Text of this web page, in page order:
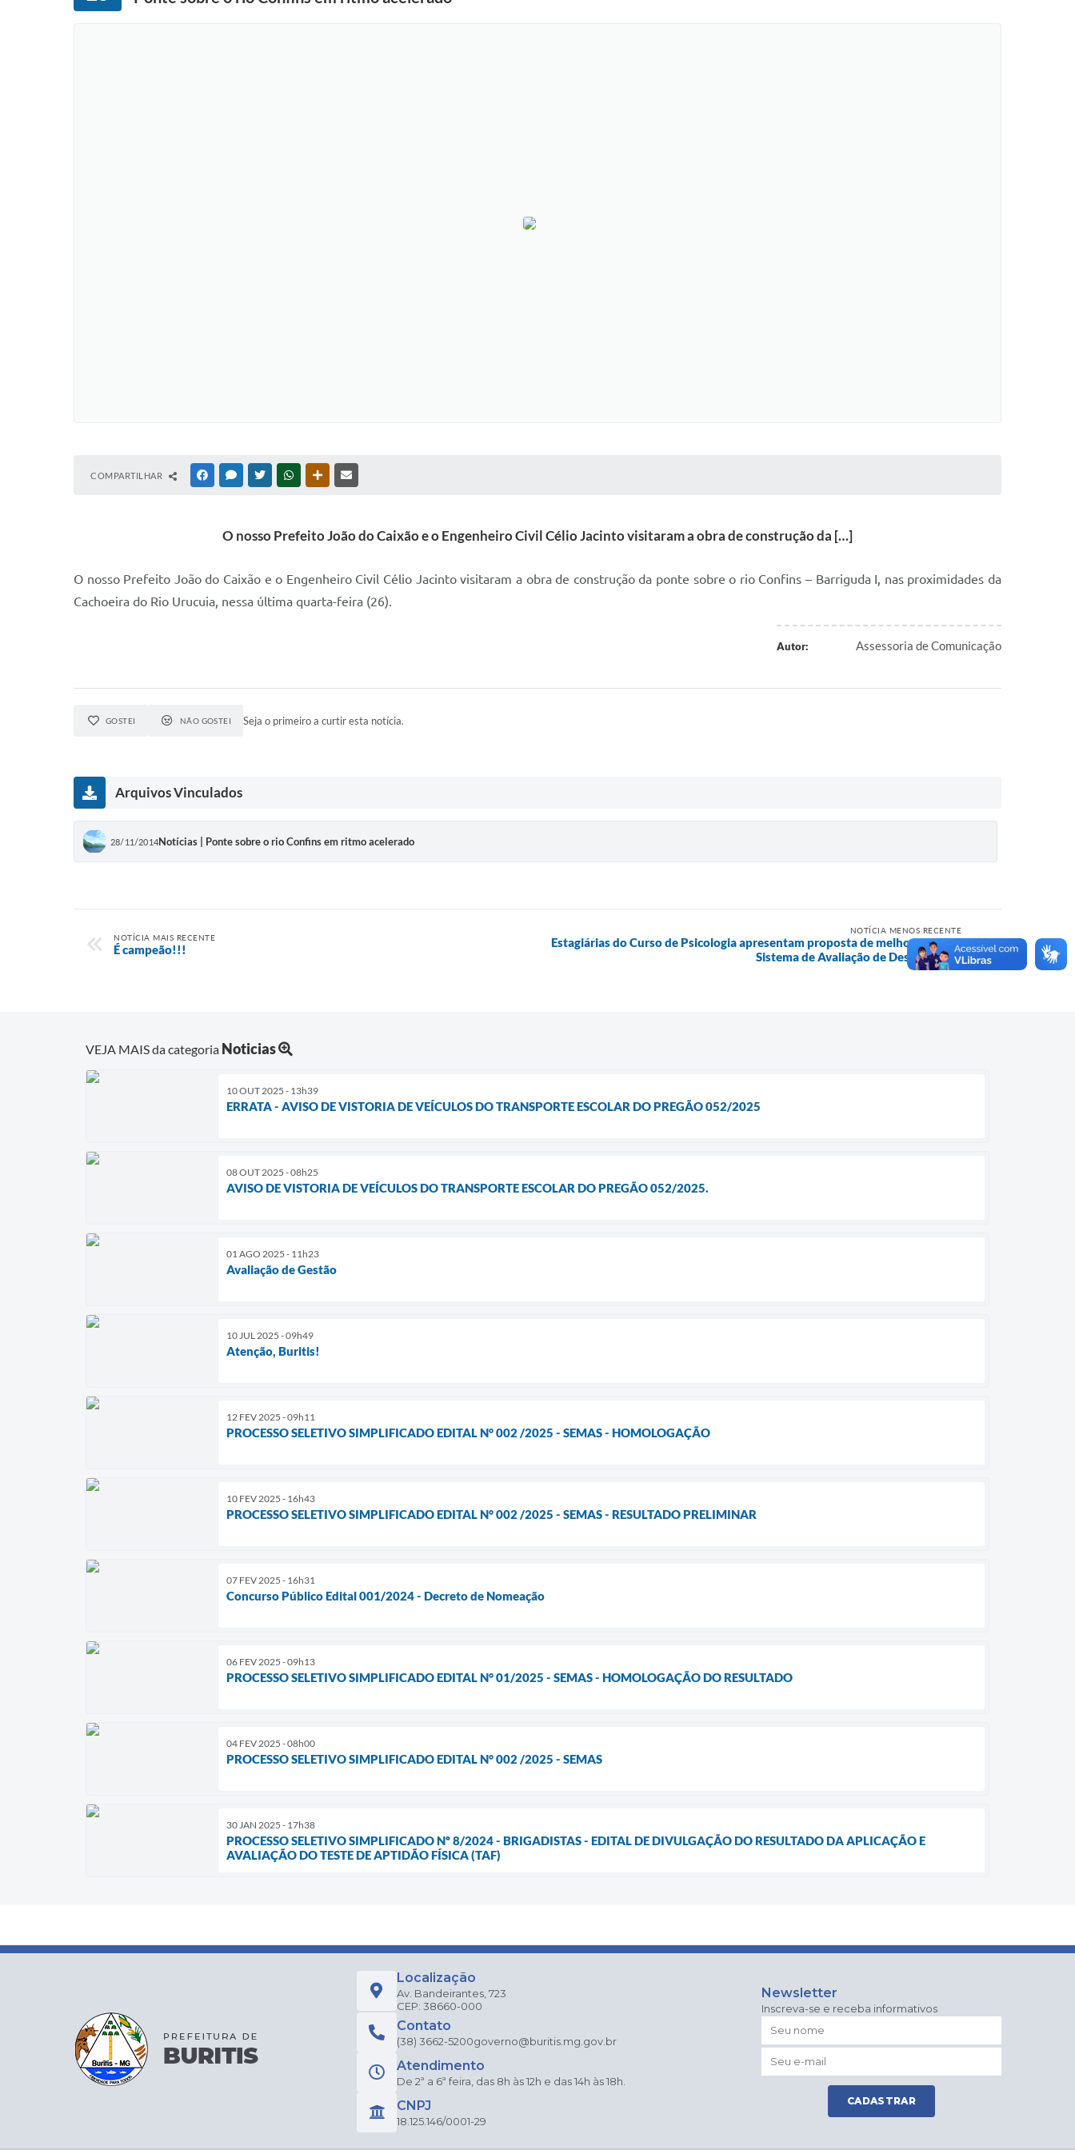
COMPARTILHAR FACEBOOKMESSENGER
TWITTERWHATSAPPOUTRAS MÍDIAS
O nosso Prefeito João do Caixão e o Engenheiro Civil Célio Jacinto visitaram a obra de construção da […]
O nosso Prefeito João do Caixão e o Engenheiro Civil Célio Jacinto visitaram a obra de construção da ponte sobre o rio Confins – Barriguda I, nas proximidades da
Cachoeira do Rio Urucuia, nessa última quarta-feira (26).
Autor: Assessoria de Comunicação
GOSTEI NÃO GOSTEI Seja o primeiro a curtir esta notícia.
Arquivos Vinculados
28/11/2014Notícias | Ponte sobre o rio Confins em ritmo acelerado
NOTÍCIA MAIS RECENTE
É campeão!!!
NOTÍCIA MENOS RECENTE
Estagiárias do Curso de Psicologia apresentam proposta de melhoria para o
Sistema de Avaliação de Desempenho
VEJA MAIS da categoria Noticias
10 OUT 2025 - 13h39
ERRATA - AVISO DE VISTORIA DE VEÍCULOS DO TRANSPORTE ESCOLAR DO PREGÃO 052/2025
08 OUT 2025 - 08h25
AVISO DE VISTORIA DE VEÍCULOS DO TRANSPORTE ESCOLAR DO PREGÃO 052/2025.
01 AGO 2025 - 11h23
Avaliação de Gestão
10 JUL 2025 - 09h49
Atenção, Buritis!
12 FEV 2025 - 09h11
PROCESSO SELETIVO SIMPLIFICADO EDITAL N° 002 /2025 - SEMAS - HOMOLOGAÇÃO
10 FEV 2025 - 16h43
PROCESSO SELETIVO SIMPLIFICADO EDITAL N° 002 /2025 - SEMAS - RESULTADO PRELIMINAR
07 FEV 2025 - 16h31
Concurso Público Edital 001/2024 - Decreto de Nomeação
06 FEV 2025 - 09h13
PROCESSO SELETIVO SIMPLIFICADO EDITAL N° 01/2025 - SEMAS - HOMOLOGAÇÃO DO RESULTADO
04 FEV 2025 - 08h00
PROCESSO SELETIVO SIMPLIFICADO EDITAL N° 002 /2025 - SEMAS
30 JAN 2025 - 17h38
PROCESSO SELETIVO SIMPLIFICADO Nº 8/2024 - BRIGADISTAS - EDITAL DE DIVULGAÇÃO DO RESULTADO DA APLICAÇÃO E
AVALIAÇÃO DO TESTE DE APTIDÃO FÍSICA (TAF)
Localização
Av. Bandeirantes, 723
CEP: 38660-000
Contato
(38) 3662-5200governo@buritis.mg.gov.br
Atendimento
De 2ª a 6ª feira, das 8h às 12h e das 14h às 18h.
CNPJ
18.125.146/0001-29
Newsletter
Inscreva-se e receba informativos
CADASTRAR